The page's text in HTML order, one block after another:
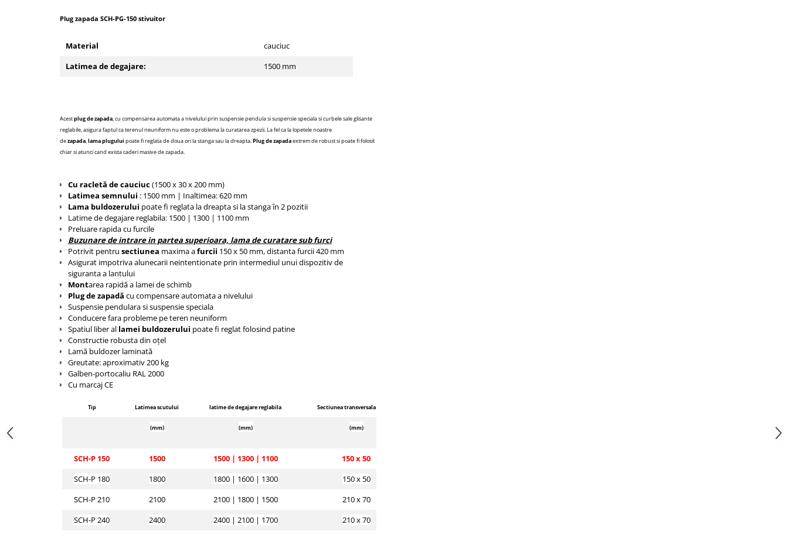
Carucior butoi 200 L
Suport butelii
Rezervor mobil motorina
Sudare manuala
Pozitionere de sudura
Instalatii de rotire
Platforme foarfeca
Tip 3S cu basculare pe 3 laturi
Tip MGU - Minicontainer
Tip SMGU - mini pentru span
Tip RD - cu capac rotund
Tip NK - mecanism foarfeca
Prelungitoare furci stivuitor
Containere stivuibile
Tip BSK - pentru deșeuri
Traverse pentru BSK
Tip SB - cu bază rabatabilă
Nacela stivuitor
Translator stivuitor
Prelungitor lame stivuitor CAM
Atasamente profesionale CAM
Cleste ridicare butoi
Dispozitive ridicare butoaie
Plug zapada SCH-PG-150 stivuitor
Material
cauciuc
Latimea de degajare:
1500 mm
Acestplug de zapada, cu compensarea automata a nivelului prin suspensie pendula si suspensie speciala si curbele sale glisante
reglabile, asigura faptul ca terenul neuniform nu este o problema la curatarea zpezii.La fel ca lalopetelenoastre
dezapada,lamaplugului poate fireglata de doua ori la stanga sau la dreapta.Plug dezapadaextrem derobust si poate fi folosit
chiar siatunci cand exista caderi masive dezapada.
Cu racletă de cauciuc(1500 x 30 x 200 mm)
Latimea semnului : 1500 mm | Inaltimea: 620 mm
Lama buldozerului poate fi reglata la dreapta si la stanga în 2 pozitii
Latime de degajare reglabila: 1500 | 1300 | 1100 mm
Preluare rapida cu furcile
Buzunare de intrare in partea superioara, lama de curatare sub furci
Potrivit pentru sectiunea maxima afurcii 150 x 50 mm, distanta furcii 420 mm
Asigurat impotriva alunecarii neintentionate prin intermediul unui dispozitiv de
siguranta a lantului
Montarea rapidă a lamei de schimb
Plug de zapadă cu compensare automata a nivelului
Suspensie pendulara si suspensie speciala
Conducere fara probleme pe teren neuniform
Spatiul liber al lamei buldozerului poate fi reglat folosind patine
Constructie robusta din oțel
Lamă buldozer laminată
Greutate: aproximativ 200 kg
Galben-portocaliu RAL 2000
Cu marcaj CE
Tip Latimea scutului latime de degajare reglabila Sectiunea transversala a furcii
(mm) (mm) (mm)
SCH-P 150 1500 1500 | 1300 | 1100
150 x 50
SCH-P 180
1800 1800 | 1600 | 1300
150 x 50
SCH-P 210
2100 2100 | 1800 | 1500
210 x 70
SCH-P 240
2400 2400 | 2100 | 1700 210 x 70